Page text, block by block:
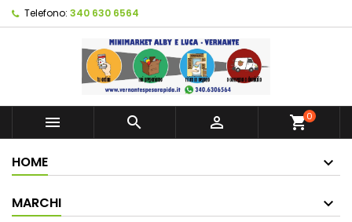
Telefono: 340 630 6564
   shopping_cart0
HOME
MARCHI